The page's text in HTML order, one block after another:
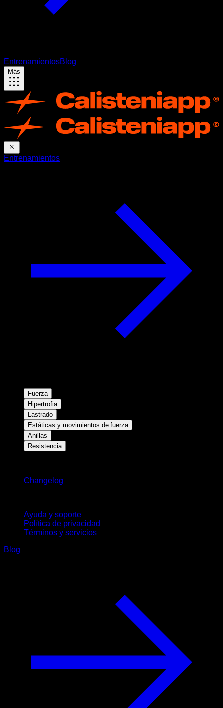
EntrenamientosBlog
Más
Entrenamientos
Fuerza
Hipertrofia
Lastrado
Estáticas y movimientos de fuerza
Anillas
Resistencia
Changelog
Ayuda y soporte
Política de privacidad
Términos y servicios
Blog